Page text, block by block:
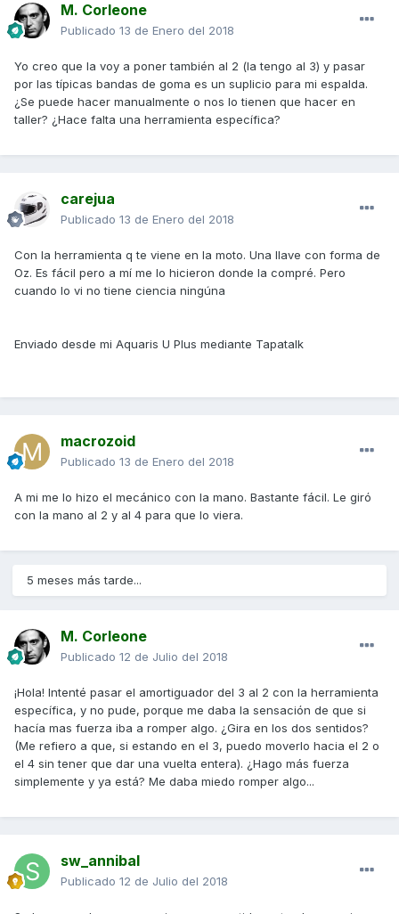
M. Corleone
Publicado 13 de Enero del 2018
Yo creo que la voy a poner también al 2 (la tengo al 3) y pasar
por las típicas bandas de goma es un suplicio para mi espalda.
¿Se puede hacer manualmente o nos lo tienen que hacer en
taller? ¿Hace falta una herramienta específica?
carejua
Publicado 13 de Enero del 2018
Con la herramienta q te viene en la moto. Una llave con forma de
Oz. Es fácil pero a mí me lo hicieron donde la compré. Pero
cuando lo vi no tiene ciencia ningúna
Enviado desde mi Aquaris U Plus mediante Tapatalk
macrozoid
Publicado 13 de Enero del 2018
A mi me lo hizo el mecánico con la mano. Bastante fácil. Le giró
con la mano al 2 y al 4 para que lo viera.
5 meses más tarde...
M. Corleone
Publicado 12 de Julio del 2018
¡Hola! Intenté pasar el amortiguador del 3 al 2 con la herramienta
específica, y no pude, porque me daba la sensación de que si
hacía mas fuerza iba a romper algo. ¿Gira en los dos sentidos?
(Me refiero a que, si estando en el 3, puedo moverlo hacia el 2 o
el 4 sin tener que dar una vuelta entera). ¿Hago más fuerza
simplemente y ya está? Me daba miedo romper algo...
sw_annibal
Publicado 12 de Julio del 2018